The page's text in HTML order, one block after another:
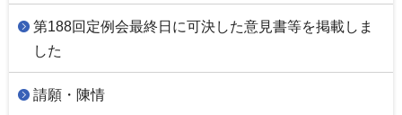
第188回定例会最終日に可決した意見書等を掲載しま
した
請願・陳情